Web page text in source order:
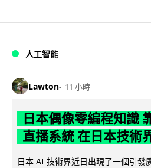
人工智能
Lawton 11 小時
日本偶像零編程知識
直播系統 在日本技術
日本 AI 技術界近日出現了一個引發